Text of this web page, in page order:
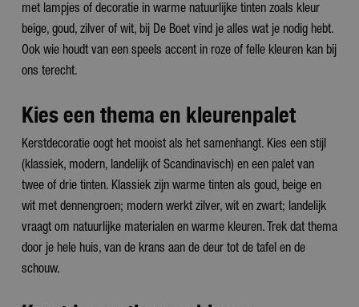
met lampjes of decoratie in warme natuurlijke tinten zoals kleur
beige, goud, zilver of wit, bij De Boet vind je alles wat je nodig hebt.
Ook wie houdt van een speels accent in roze of felle kleuren kan bij
ons terecht.
Kies een thema en kleurenpalet
Kerstdecoratie oogt het mooist als het samenhangt. Kies een stijl
(klassiek, modern, landelijk of Scandinavisch) en een palet van
twee of drie tinten. Klassiek zijn warme tinten als goud, beige en
wit met dennengroen; modern werkt zilver, wit en zwart; landelijk
vraagt om natuurlijke materialen en warme kleuren. Trek dat thema
door je hele huis, van de krans aan de deur tot de tafel en de
schouw.